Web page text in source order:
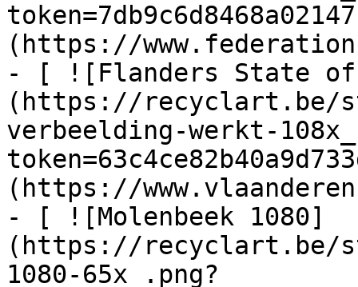
(https://
- [ ![Flanders State
(https://recyclart.be/
verbeelding-werkt-
(https://
- [ ![Molenbeek 1080]
(https://recyclart.be/
1080-65x_.png?